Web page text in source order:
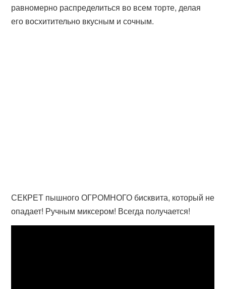
равномерно распределиться во всем торте, делая
его восхитительно вкусным и сочным.
СЕКРЕТ пышного ОГРОМНОГО бисквита, который не
опадает! Ручным миксером! Всегда получается!